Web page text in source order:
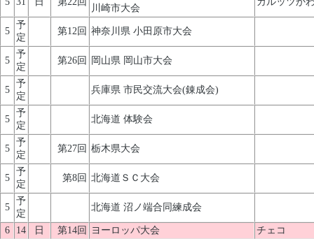
川崎市大会
5
予
定
第12回 神奈川県 小田原市大会
5
予
定
第26回 岡山県 岡山市大会
5
予
定
兵庫県 市民交流大会(錬成会)
5
予
定
北海道 体験会
5
予
定
第27回 栃木県大会
5
予
定
第8回 北海道ＳＣ大会
5
予
定
北海道 沼ノ端合同練成会
6 14 日 第14回 ヨーロッパ大会 チェコ